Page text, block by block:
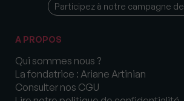
Participez à notre campagne
A PROPOS
Qui sommes nous ?
La fondatrice : Ariane Artinian
Consulter nos CGU